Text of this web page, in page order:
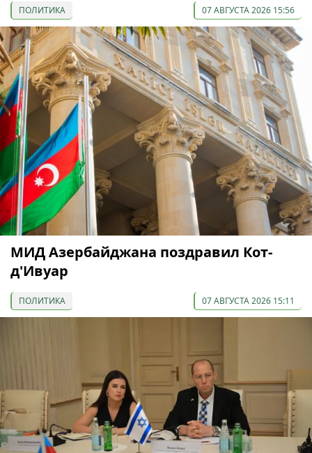
ПОЛИТИКА 07 АВГУСТА 2026 15:56
МИД Азербайджана поздравил Кот-
д'Ивуар
ПОЛИТИКА 07 АВГУСТА 2026 15:11